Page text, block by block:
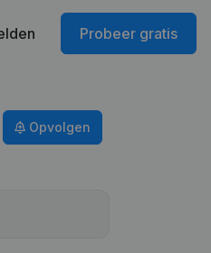
Probeer gratis
Opvolgen